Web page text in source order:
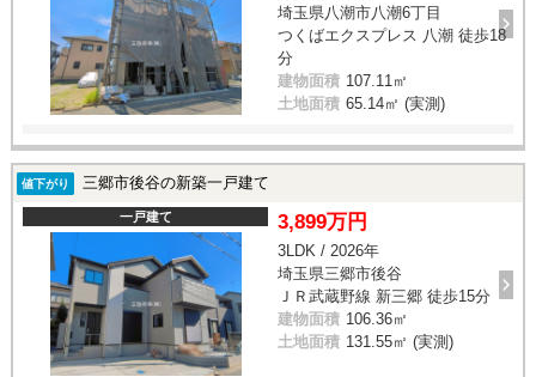
埼玉県八潮市八潮6丁目
つくばエクスプレス 八潮 徒歩18
分
建物面積 107.11㎡
土地面積 65.14㎡ (実測)
値下がり 三郷市後谷の新築一戸建て
一戸建て 3,899万円
3LDK / 2026年
埼玉県三郷市後谷
ＪＲ武蔵野線 新三郷 徒歩15分
建物面積 106.36㎡
土地面積 131.55㎡ (実測)